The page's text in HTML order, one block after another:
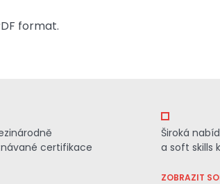
format.
certifikace
Široká
a soft skills
ZOBRAZIT